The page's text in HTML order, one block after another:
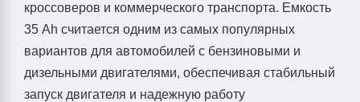
кроссоверов и коммерческого транспорта. Емкость
35 Ah считается одним из самых популярных
вариантов для автомобилей с бензиновыми и
дизельными двигателями, обеспечивая стабильный
запуск двигателя и надежную работу